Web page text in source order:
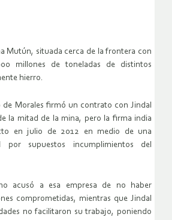
Mutún, situada cerca de la frontera con
millones de toneladas de distintos
hierro.
de Morales firmó un contrato con Jindal
la mitad de la mina, pero la firma india
en julio de 2012 en medio de una
por supuestos incumplimientos del
acusó a esa empresa de no haber
comprometidas, mientras que Jindal
no facilitaron su trabajo, poniendo